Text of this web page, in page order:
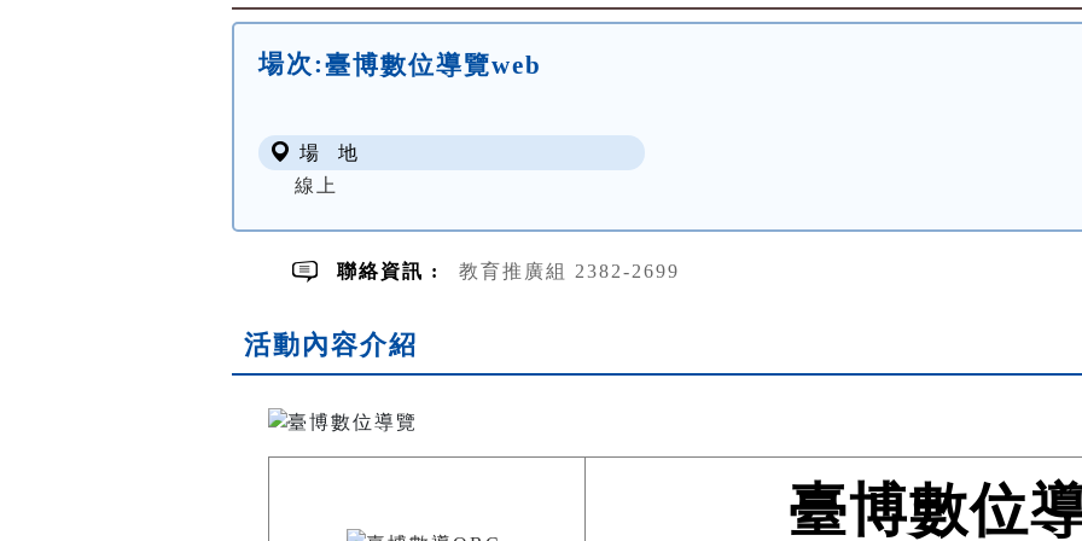
場次:臺博數位導覽web
場 地
線上
聯絡資訊 : 教育推廣組 2382-2699
活動內容介紹
臺博數位